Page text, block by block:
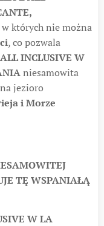
których nie można
, co pozwala
INCLUSIVE W
niesamowita
jezioro
i Morze
TĘ WSPANIAŁĄ
W LA